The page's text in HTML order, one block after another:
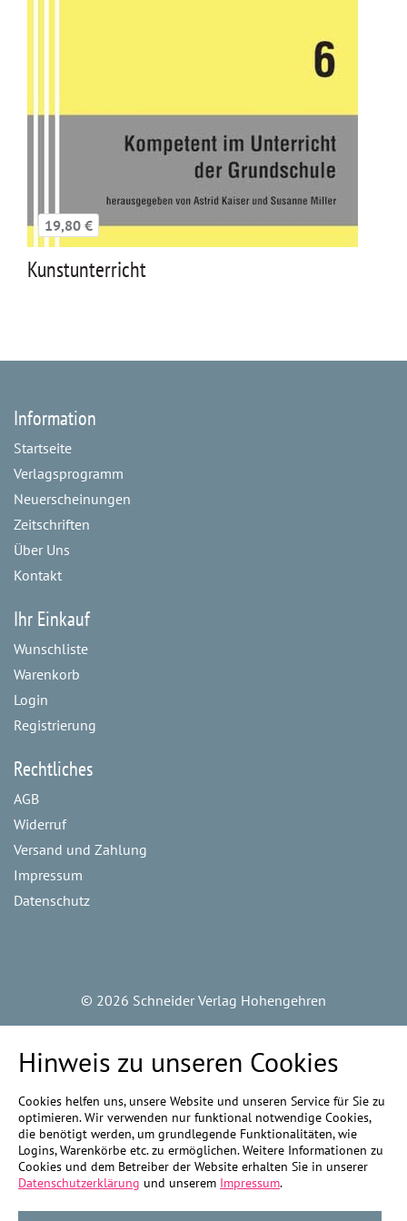
19,80 €
Kunstunterricht
Information
Startseite
Verlagsprogramm
Neuerscheinungen
Zeitschriften
Über Uns
Kontakt
Ihr Einkauf
Wunschliste
Warenkorb
Login
Registrierung
Rechtliches
AGB
Widerruf
Versand und Zahlung
Impressum
Datenschutz
© 2026 Schneider Verlag Hohengehren
Hinweis zu unseren Cookies
Cookies helfen uns, unsere Website und unseren Service für Sie zu
optimieren. Wir verwenden nur funktional notwendige Cookies,
die benötigt werden, um grundlegende Funktionalitäten, wie
Logins, Warenkörbe etc. zu ermöglichen. Weitere Informationen zu
Cookies und dem Betreiber der Website erhalten Sie in unserer
Datenschutzerklärung und unserem Impressum.